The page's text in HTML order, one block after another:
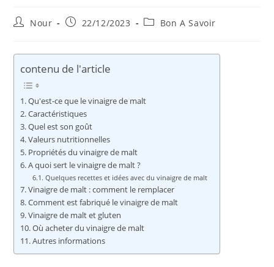
Auteur/autrice
publication :
Nour
Publication
22/12/2023
PostBon A Savoir
contenu de l'article
Qu'est-ce que le vinaigre de malt
Caractéristiques
Quel est son goût
Valeurs nutritionnelles
Propriétés du vinaigre de malt
A quoi sert le vinaigre de malt ?
Quelques recettes et idées avec du vinaigre de malt
Vinaigre de malt : comment le remplacer
Comment est fabriqué le vinaigre de malt
Vinaigre de malt et gluten
Où acheter du vinaigre de malt
Autres informations